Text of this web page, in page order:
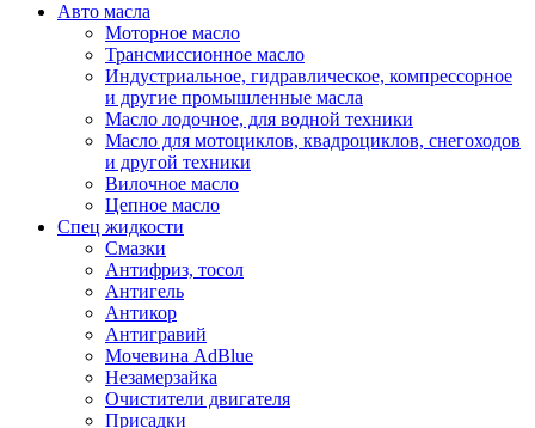
Авто масла
Моторное масло
Трансмиссионное масло
Индустриальное, гидравлическое, компрессорное
и другие промышленные масла
Масло лодочное, для водной техники
Масло для мотоциклов, квадроциклов, снегоходов
и другой техники
Вилочное масло
Цепное масло
Спец жидкости
Смазки
Антифриз, тосол
Антигель
Антикор
Антигравий
Мочевина AdBlue
Незамерзайка
Очистители двигателя
Присадки